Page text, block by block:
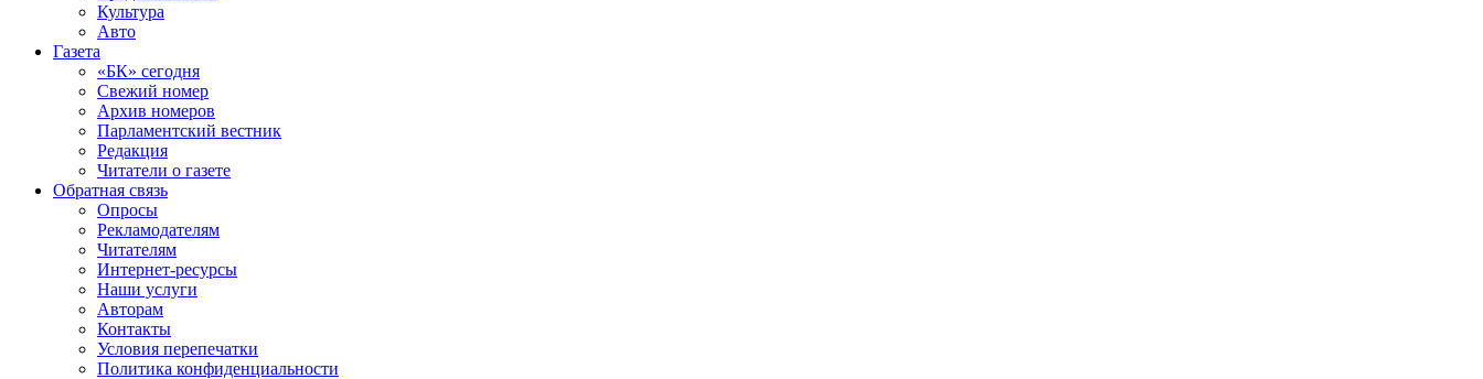
Культура
Авто
Газета
«БК» сегодня
Свежий номер
Архив номеров
Парламентский вестник
Редакция
Читатели о газете
Обратная связь
Опросы
Рекламодателям
Читателям
Интернет-ресурсы
Наши услуги
Авторам
Контакты
Условия перепечатки
Политика конфиденциальности